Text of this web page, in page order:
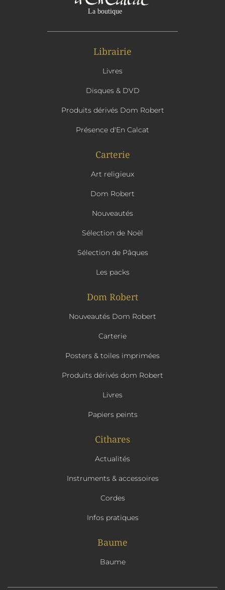
Librairie
Livres
Disques & DVD
Produits dérivés Dom Robert
Présence d'En Calcat
Carterie
Art religieux
Dom Robert
Nouveautés
Sélection de Noël
Sélection de Pâques
Les packs
Dom Robert
Nouveautés Dom Robert
Carterie
Posters & toiles imprimées
Produits dérivés dom Robert
Livres
Papiers peints
Cithares
Actualités
Instruments & accessoires
Cordes
Infos pratiques
Baume
Baume